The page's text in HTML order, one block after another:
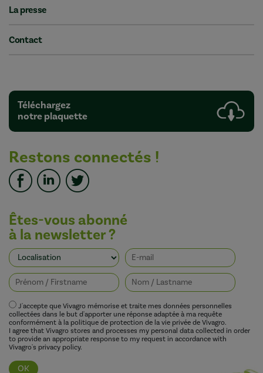
La presse
Contact
Téléchargez
notre plaquette
Restons connectés !
Êtes-vous abonné
à la newsletter ?
J'accepte que Vivagro mémorise et traite mes données personnelles
collectées dans le but d'apporter une réponse adaptée à ma requête
conformément à la politique de protection de la vie privée de Vivagro.
I agree that Vivagro stores and processes my personal data collected in order
to provide an appropriate response to my request in accordance with
Vivagro's privacy policy.